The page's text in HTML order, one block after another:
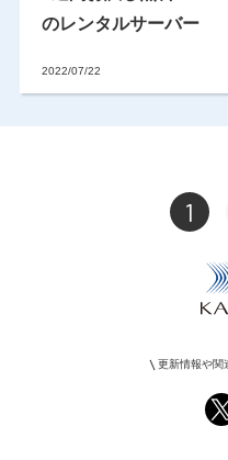
のレンタルサーバー
2022/07/22
1
更新情報や関